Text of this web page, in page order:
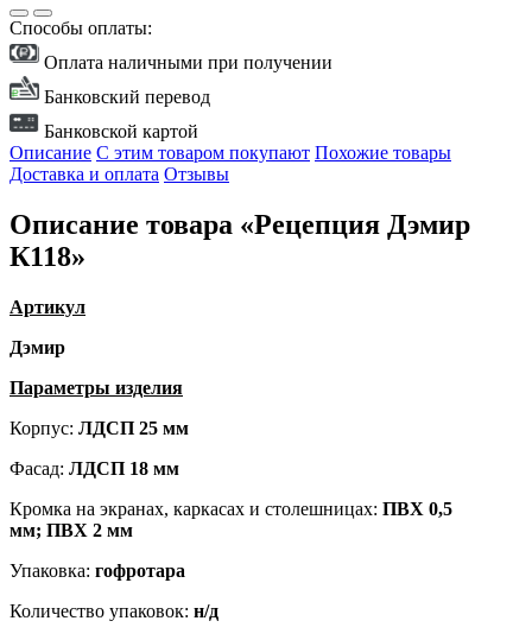
Способы оплаты:
Оплата наличными при получении
Банковский перевод
Банковской картой
Описание С этим товаром покупают Похожие товары
Доставка и оплата Отзывы
Описание товара «Рецепция Дэмир
К118»
Артикул
Дэмир
Параметры изделия
Корпус: ЛДСП 25 мм
Фасад: ЛДСП 18 мм
Кромка на экранах, каркасах и столешницах: ПВХ 0,5
мм; ПВХ 2 мм
Упаковка: гофротара
Количество упаковок: н/д